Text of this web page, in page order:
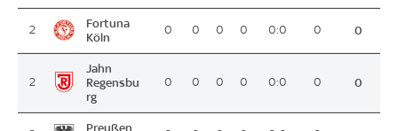
2
Fortuna
Köln
0 0 0 0 0:0 0 0
2
Jahn
Regensbu
rg
0 0 0 0 0:0 0 0
Preußen